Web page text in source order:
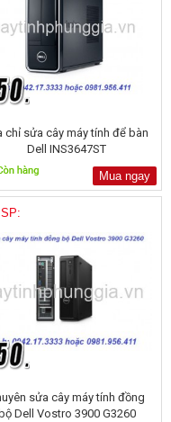
chỉ sửa cây máy tính để bàn
Dell INS3647ST
Mua ngay
sửa cây máy tính đồng
bộ Dell Vostro 3900 G3260